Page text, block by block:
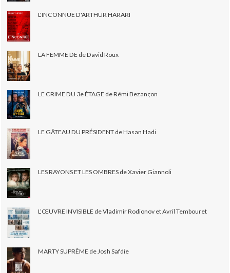
L'INCONNUE D'ARTHUR HARARI
LA FEMME DE de David Roux
LE CRIME DU 3e ÉTAGE de Rémi Bezançon
LE GÂTEAU DU PRÉSIDENT de Hasan Hadi
LES RAYONS ET LES OMBRES de Xavier Giannoli
L’ŒUVRE INVISIBLE de Vladimir Rodionov et Avril Tembouret
MARTY SUPRÊME de Josh Safdie